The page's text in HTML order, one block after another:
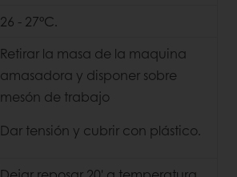
26 - 27°C.
Retirar la masa de la maquina
amasadora y disponer sobre
mesón de trabajo
Dar tensión y cubrir con plástico.